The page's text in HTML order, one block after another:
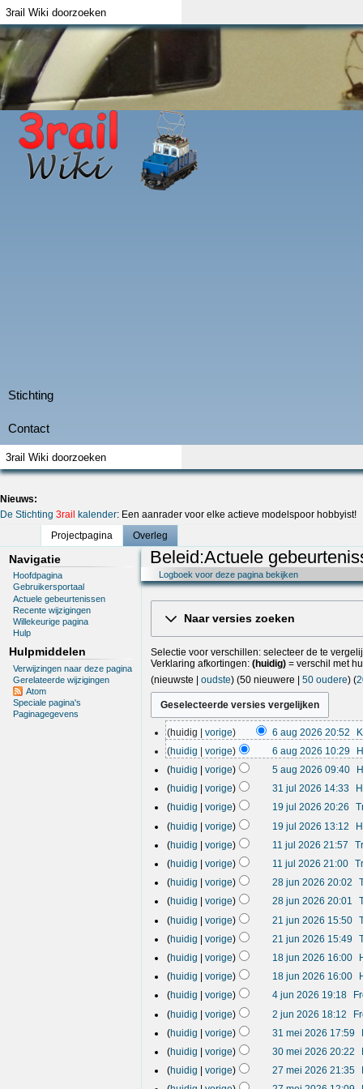
Nieuws:
De Stichting 3rail kalender: Een aanrader voor elke actieve modelspoor hobbyist!
Projectpagina
Overleg
Navigatie
Hoofdpagina
Gebruikersportaal
Actuele gebeurtenissen
Recente wijzigingen
Willekeurige pagina
Hulp
Hulpmiddelen
Verwijzingen naar deze pagina
Gerelateerde wijzigingen
Atom
Speciale pagina's
Paginagegevens
Beleid:Actuele
Logboek voor deze pagina bekijken
Naar versies zoeken
Selectie voor verschillen: selecteer de te
Verklaring afkortingen: (huidig)= verschil met
(nieuwste oudste) (50 nieuwere 50 oudere) (
u
0
2
huidig vorige 6 aug 2026 20:52
huidig
vorige 6 aug 2026 10:29
u
0
2
huidig vorige 5 aug 2026 09:40
2
0
6
huidig vorige 31 jul 2026 14:33
2
0
6
huidig vorige 19 jul 2026 20:26
huidig
vorige 19 jul 2026 13:12
2
0
6
huidig vorige 11 jul 2026 21:57
huidig
vorige 11 jul 2026 21:00
2
0
6
huidig vorige 28 jun 2026 20:02
huidig
vorige 28 jun 2026 20:01
1
2
0
6
huidig vorige 21 jun 2026 15:50
huidig
vorige 21 jun 2026 15:49
2
0
6
huidig vorige 18 jun 2026 16:00
e
e
n
b
w
e
r
k
huidig vorige 18 jun 2026 16:00
e
e
n
b
w
e
r
u
0
2
huidig vorige 4 jun 2026 19:18
u
0
2
huidig vorige 2 jun 2026 18:12
m
huidig vorige 31 mei 2026 17:59
m
huidig vorige 30 mei 2026 20:22
huidig vorige 27 mei 2026 21:35